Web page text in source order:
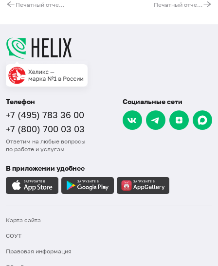
Печатный отчет к Генетическому паспорту «Развитие ребенка (12 генов)» Печатный отчет к Генетическому паспорту «Особенности питания и спорт (7 генов)»
Телефон
+7 (495) 783 36 00
+7 (800) 700 03 03
Ответим на любые вопросы
по работе и услугам
Социальные сети
В приложении удобнее
Карта сайта
СОУТ
Правовая информация